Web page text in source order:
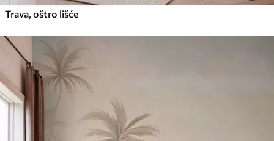
Trava, oštro lišće